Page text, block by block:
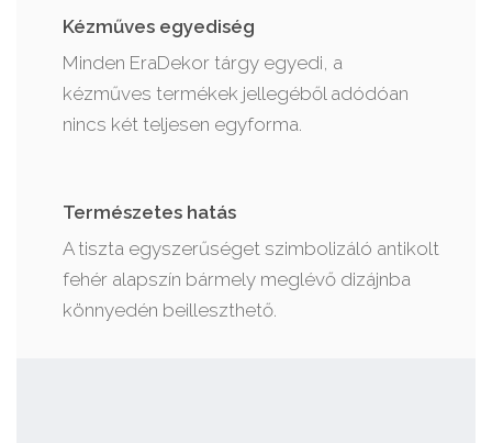
Kézműves egyediség
Minden EraDekor tárgy egyedi, a
kézműves termékek jellegéből adódóan
nincs két teljesen egyforma.
Természetes hatás
A tiszta egyszerűséget szimbolizáló antikolt
fehér alapszín bármely meglévő dizájnba
könnyedén beilleszthető.